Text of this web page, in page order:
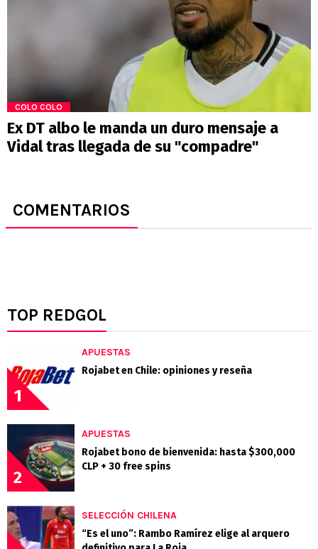
COLO COLO
Ex DT albo le manda un duro mensaje a
Vidal tras llegada de su "compadre"
COMENTARIOS
TOP REDGOL
1
APUESTAS
Rojabet en Chile: opiniones y reseña
2
APUESTAS
Rojabet bono de bienvenida: hasta $300,000
CLP + 30 free spins
SELECCIÓN CHILENA
“Es el uno”: Rambo Ramírez elige al arquero